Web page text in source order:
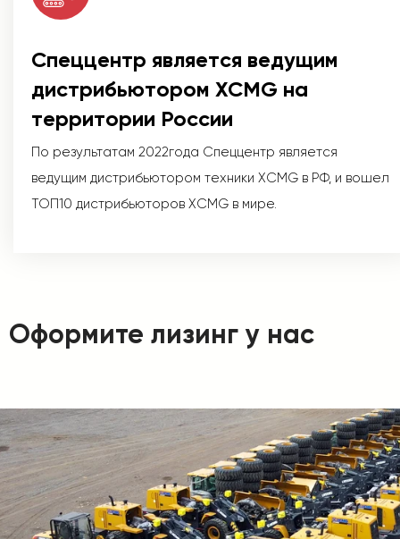
Спеццентр является ведущим
дистрибьютором XCMG на
территории России
По результатам 2022года Спеццентр является
ведущим дистрибьютором техники XCMG в РФ, и вошел
ТОП10 дистрибьюторов XCMG в мире.
Оформите лизинг у нас